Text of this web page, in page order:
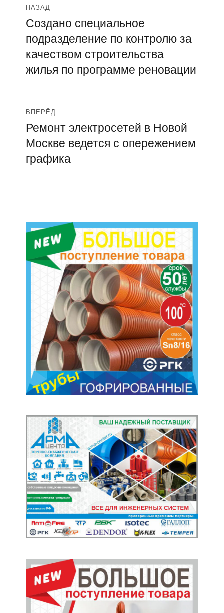
Навигация
по
записям
НАЗАД
Предыдущая
запись:
Создано специальное
подразделение по контролю за
качеством строительства
жилья по программе реновации
ВПЕРЁД
Следующая
запись:
Ремонт электросетей в Новой
Москве ведется с опережением
графика